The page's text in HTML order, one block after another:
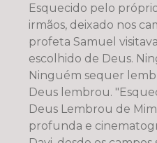
Esquecido pelo
irmãos, deixado nos
profeta Samuel
escolhido de Deus.
Ninguém sequer
Deus lembrou.
Deus Lembrou de
profunda e